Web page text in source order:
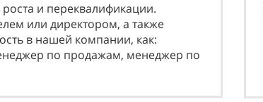
и переквалификации.
или директором, а также
в нашей компании, как:
пo прoдaжaм, мeнeджeр пo